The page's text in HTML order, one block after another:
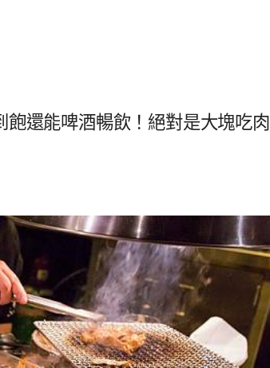
還能啤酒暢飲！絕對是大塊吃肉